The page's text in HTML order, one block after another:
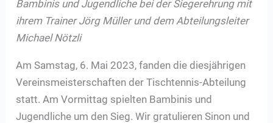
Bambinis und Jugendliche bei der Siegerehrung mit
ihrem Trainer Jörg Müller und dem Abteilungsleiter
Michael Nötzli
Am Samstag, 6. Mai 2023, fanden die diesjährigen
Vereinsmeisterschaften der Tischtennis-Abteilung
statt. Am Vormittag spielten Bambinis und
Jugendliche um den Sieg. Wir gratulieren Sinon und